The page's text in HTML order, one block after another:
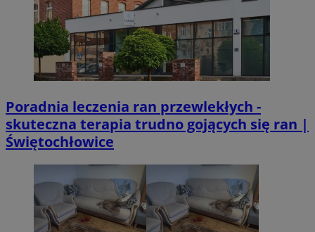
Poradnia leczenia ran przewlekłych -
skuteczna terapia trudno gojących się ran |
Świętochłowice